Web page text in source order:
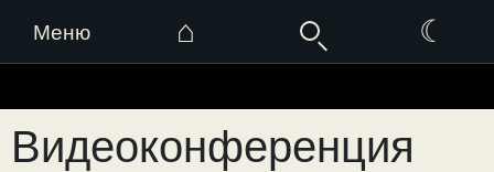
Меню ⌂ ☾
к
содержимому
Видеоконференция